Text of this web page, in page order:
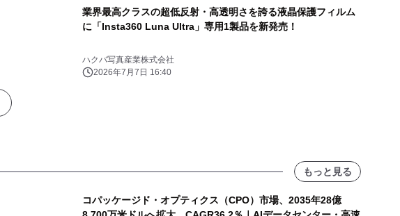
業界最高クラスの超低反射・高透明さを誇る液晶保護フィルム
に「Insta360 Luna Ultra」専用1製品を新発売！
ハクバ写真産業株式会社
2026年7月7日 16:40
もっと見る
コパッケージド・オプティクス（CPO）市場、2035年28億